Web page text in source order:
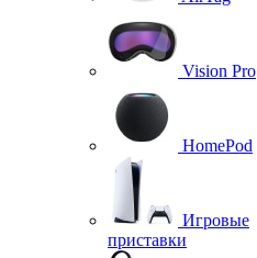
Vision Pro
HomePod
Игровые
приставки